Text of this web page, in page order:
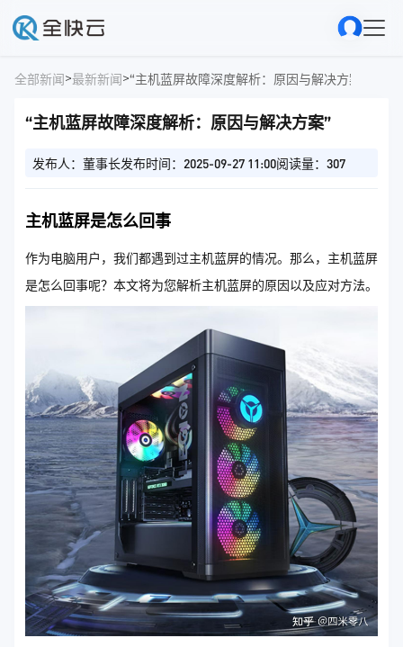
全部新闻>最新新闻>“主机蓝屏故障深度解析：原因与解决方案”
“主机蓝屏故障深度解析：原因与解决方案”
发布人：董事长发布时间：2025-09-27 11:00阅读量：307
主机蓝屏是怎么回事
作为电脑用户，我们都遇到过主机蓝屏的情况。那么，主机蓝屏
是怎么回事呢？本文将为您解析主机蓝屏的原因以及应对方法。